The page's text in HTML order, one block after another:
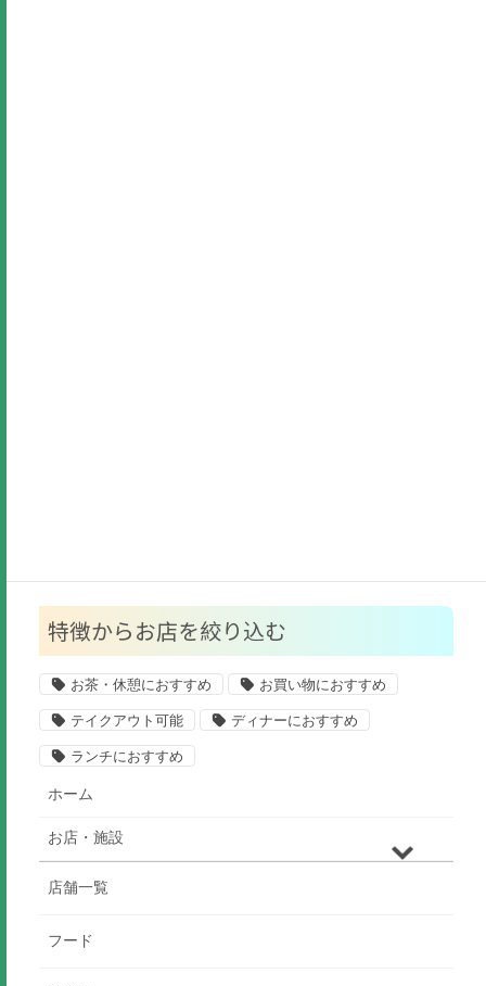
特徴からお店を絞り込む
お茶・休憩におすすめ お買い物におすすめ
テイクアウト可能 ディナーにおすすめ
ランチにおすすめ
ホーム
お店・施設
店舗一覧
フード